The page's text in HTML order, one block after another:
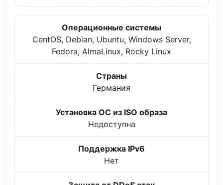
Операционные системы
CentOS, Debian, Ubuntu, Windows Server,
Fedora, AlmaLinux, Rocky Linux
Страны
Германия
Установка ОС из ISO образа
Недоступна
Поддержка IPv6
Нет